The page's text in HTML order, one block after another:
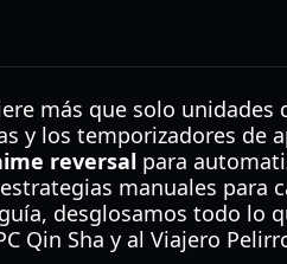
más que solo unidades
y los temporizadores de
reversal para
manuales para
desglosamos todo lo
Qin Sha y al Viajero